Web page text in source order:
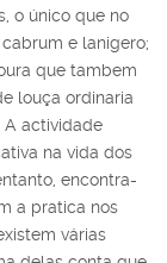
o único que no
e lanigero;
que tambem
louça ordinaria
A actividade
na vida dos
encontra-
a pratica nos
várias